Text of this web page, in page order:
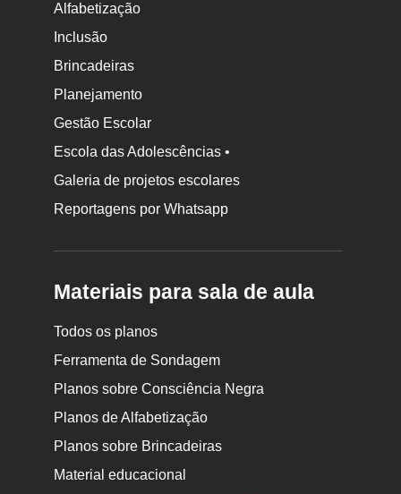
Alfabetização
Inclusão
Brincadeiras
Planejamento
Gestão Escolar
Escola das Adolescências •
Galeria de projetos escolares
Reportagens por Whatsapp
Materiais para sala de aula
Todos os planos
Ferramenta de Sondagem
Planos sobre Consciência Negra
Planos de Alfabetização
Planos sobre Brincadeiras
Material educacional